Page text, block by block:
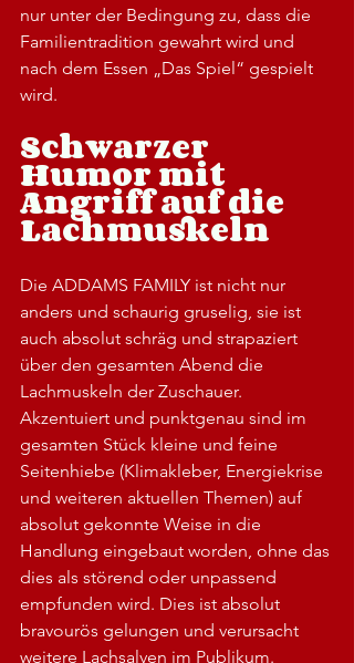
nur unter der Bedingung zu, dass die
Familientradition gewahrt wird und
nach dem Essen „Das Spiel“ gespielt
wird.
Schwarzer
Humor mit
Angriff auf die
Lachmuskeln
Die ADDAMS FAMILY ist nicht nur
anders und schaurig gruselig, sie ist
auch absolut schräg und strapaziert
über den gesamten Abend die
Lachmuskeln der Zuschauer.
Akzentuiert und punktgenau sind im
gesamten Stück kleine und feine
Seitenhiebe (Klimakleber, Energiekrise
und weiteren aktuellen Themen) auf
absolut gekonnte Weise in die
Handlung eingebaut worden, ohne das
dies als störend oder unpassend
empfunden wird. Dies ist absolut
bravourös gelungen und verursacht
weitere Lachsalven im Publikum.